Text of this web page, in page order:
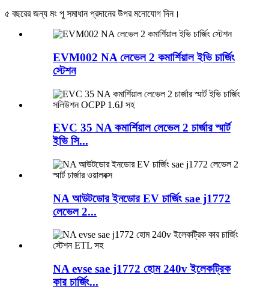
৫ বছরের জন্য মং পু সমাধান প্রদানের উপর মনোযোগ দিন।
EVM002 NA লেভেল 2 কমার্শিয়াল ইভি চার্জিং
স্টেশন
EVC 35 NA কমার্শিয়াল লেভেল 2 চার্জার স্মার্ট
ইভি সি...
NA আউটডোর ইনডোর EV চার্জিং sae j1772
লেভেল 2...
NA evse sae j1772 হোম 240v ইলেকট্রিক
কার চার্জিং...